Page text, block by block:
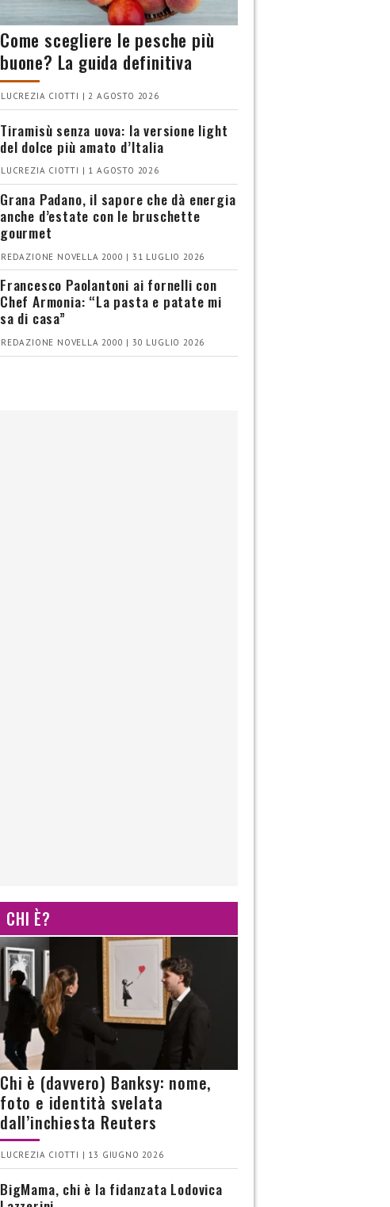
Come scegliere le pesche più
buone? La guida definitiva
LUCREZIA CIOTTI | 2 AGOSTO 2026
Tiramisù senza uova: la versione light
del dolce più amato d’Italia
LUCREZIA CIOTTI | 1 AGOSTO 2026
Grana Padano, il sapore che dà energia
anche d’estate con le bruschette
gourmet
REDAZIONE NOVELLA 2000 | 31 LUGLIO 2026
Francesco Paolantoni ai fornelli con
Chef Armonia: “La pasta e patate mi
sa di casa”
REDAZIONE NOVELLA 2000 | 30 LUGLIO 2026
CHI È?
Chi è (davvero) Banksy: nome,
foto e identità svelata
dall’inchiesta Reuters
LUCREZIA CIOTTI | 13 GIUGNO 2026
BigMama, chi è la fidanzata Lodovica